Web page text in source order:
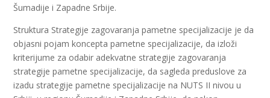
Šumadije i Zapadne Srbije.
Struktura Strategije zagovaranja pametne specijalizacije je da
objasni pojam koncepta pametne specijalizacije, da izloži
kriterijume za odabir adekvatne strategije zagovaranja
strategije pametne specijalizacije, da sagleda preduslove za
izadu strategije pametne specijalizacije na NUTS II nivou u